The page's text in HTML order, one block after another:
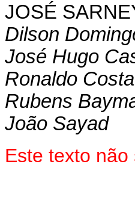
JOSÉ
Dilson
José Hugo
Ronaldo
Rubens
João Sayad
Este texto